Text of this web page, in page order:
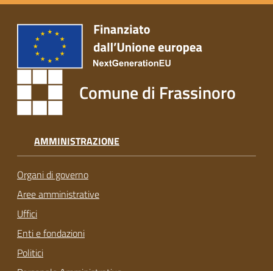
Comune di Frassinoro
AMMINISTRAZIONE
Organi di governo
Aree amministrative
Uffici
Enti e fondazioni
Politici